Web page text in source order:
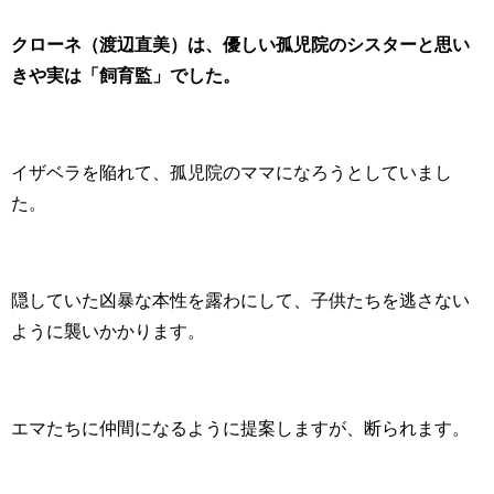
クローネ（渡辺直美）は、優しい孤児院のシスターと思い
きや実は「飼育監」でした。
イザベラを陥れて、孤児院のママになろうとしていまし
た。
隠していた凶暴な本性を露わにして、子供たちを逃さない
ように襲いかかります。
エマたちに仲間になるように提案しますが、断られます。